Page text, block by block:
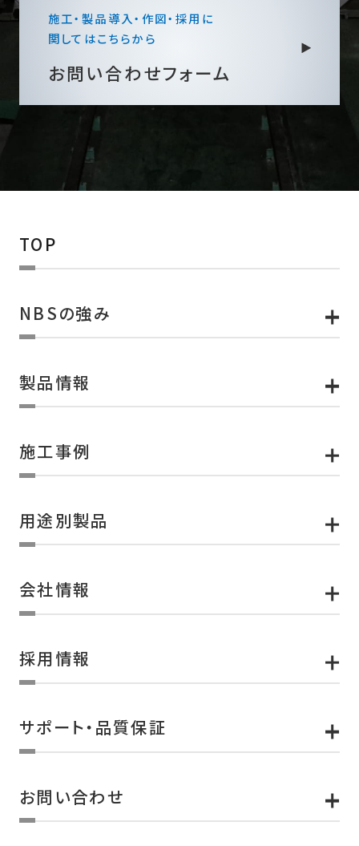
施工・製品導入・作図・採用に
関してはこちらから
お問い合わせフォーム
TOP
NBSの強み
製品情報
施工事例
用途別製品
会社情報
採用情報
サポート・品質保証
お問い合わせ